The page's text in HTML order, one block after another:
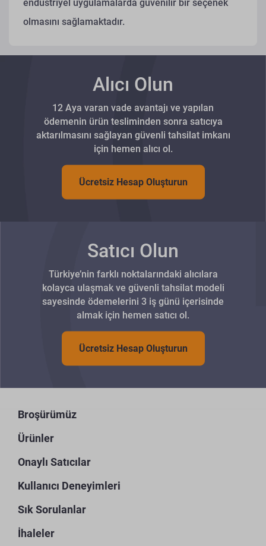
endüstriyel uygulamalarda güvenilir bir seçenek
olmasını sağlamaktadır.
Alıcı Olun
12 Aya varan vade avantajı ve yapılan
ödemenin ürün tesliminden sonra satıcıya
aktarılmasını sağlayan güvenli tahsilat imkanı
için hemen alıcı ol.
Ücretsiz Hesap Oluşturun
Satıcı Olun
Türkiye’nin farklı noktalarındaki alıcılara
kolayca ulaşmak ve güvenli tahsilat modeli
sayesinde ödemelerini 3 iş günü içerisinde
almak için hemen satıcı ol.
Ücretsiz Hesap Oluşturun
Broşürümüz
Ürünler
Onaylı Satıcılar
Kullanıcı Deneyimleri
Sık Sorulanlar
İhaleler